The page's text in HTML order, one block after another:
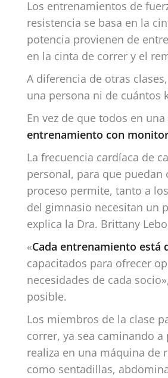
Los entrenamientos de
resistencia se basa en la
potencia provienen de
en la cinta de correr y el
A diferencia de otras
una persona ni de cuántos
En vez de que todos en
entrenamiento con
La frecuencia cardíaca de
personal, para que
proceso permite, tanto a
del gimnasio necesitan un
explica la Dra. Brittany
«Cada entrenamiento está
capacitados para ofrecer
necesidades de cada
posible.
Los miembros de la clase
correr, ya sea caminando
realiza en una máquina de
como sentadillas,